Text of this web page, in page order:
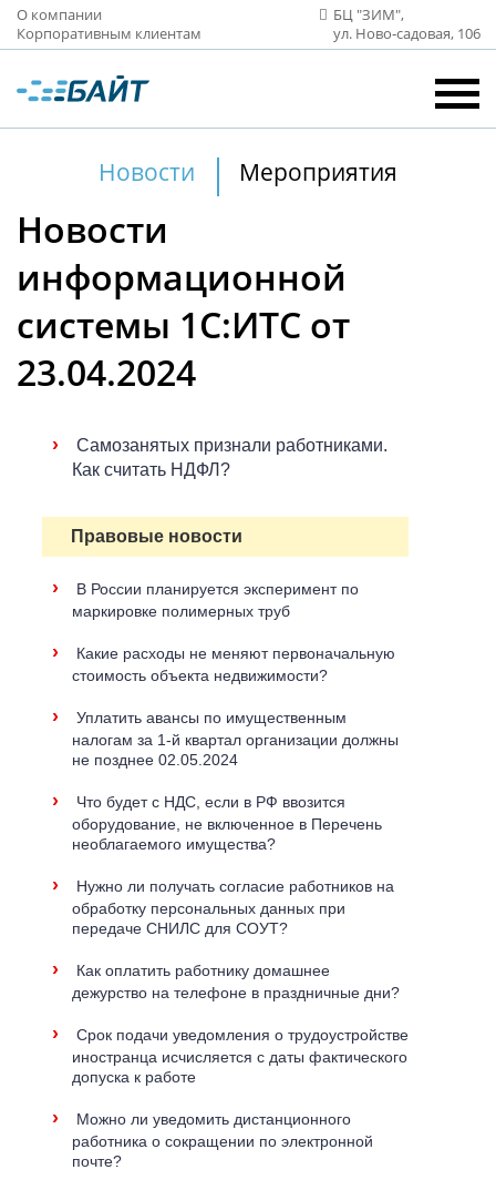
О компании
Корпоративным клиентам
БЦ "ЗИМ",
ул. Ново‑садовая, 106
Новости Мероприятия
Новости
информационной
системы 1С:ИТС от
23.04.2024
›
Самозанятых признали работниками.
Как считать НДФЛ?
Правовые новости
›
В России планируется эксперимент по
маркировке полимерных труб
›
Какие расходы не меняют первоначальную
стоимость объекта недвижимости?
›
Уплатить авансы по имущественным
налогам за 1-й квартал организации должны
не позднее 02.05.2024
›
Что будет с НДС, если в РФ ввозится
оборудование, не включенное в Перечень
необлагаемого имущества?
›
Нужно ли получать согласие работников на
обработку персональных данных при
передаче СНИЛС для СОУТ?
›
Как оплатить работнику домашнее
дежурство на телефоне в праздничные дни?
›
Срок подачи уведомления о трудоустройстве
иностранца исчисляется с даты фактического
допуска к работе
›
Можно ли уведомить дистанционного
работника о сокращении по электронной
почте?